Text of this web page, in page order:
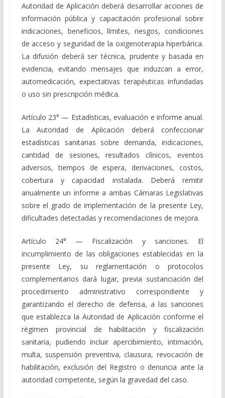
Autoridad de Aplicación deberá desarrollar acciones de
información pública y capacitación profesional sobre
indicaciones, beneficios, límites, riesgos, condiciones
de acceso y seguridad de la oxigenoterapia hiperbárica.
La difusión deberá ser técnica, prudente y basada en
evidencia, evitando mensajes que induzcan a error,
automedicación, expectativas terapéuticas infundadas
o uso sin prescripción médica.
Artículo 23° — Estadísticas, evaluación e informe anual.
La Autoridad de Aplicación deberá confeccionar
estadísticas sanitarias sobre demanda, indicaciones,
cantidad de sesiones, resultados clínicos, eventos
adversos, tiempos de espera, derivaciones, costos,
cobertura y capacidad instalada. Deberá remitir
anualmente un informe a ambas Cámaras Legislativas
sobre el grado de implementación de la presente Ley,
dificultades detectadas y recomendaciones de mejora.
Artículo 24° — Fiscalización y sanciones. El
incumplimiento de las obligaciones establecidas en la
presente Ley, su reglamentación o protocolos
complementarios dará lugar, previa sustanciación del
procedimiento administrativo correspondiente y
garantizando el derecho de defensa, a las sanciones
que establezca la Autoridad de Aplicación conforme el
régimen provincial de habilitación y fiscalización
sanitaria, pudiendo incluir apercibimiento, intimación,
multa, suspensión preventiva, clausura, revocación de
habilitación, exclusión del Registro o denuncia ante la
autoridad competente, según la gravedad del caso.